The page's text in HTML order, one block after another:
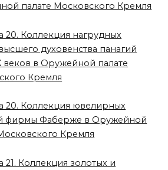
палате Московского Кремля
20. Коллекция нагрудных
духовенства панагий
веков в Оружейной палате
Кремля
20. Коллекция ювелирных
фирмы Фаберже в Оружейной
Кремля
21. Коллекция золотых и